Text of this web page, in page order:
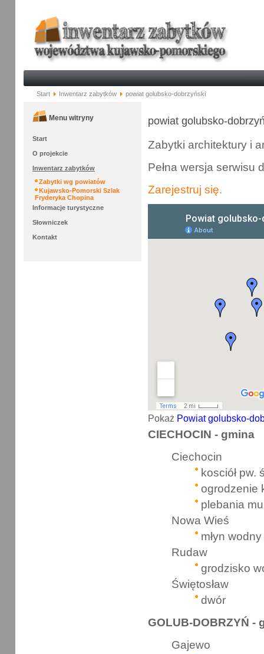
Start Inwentarz zabytków powiat golubsko-dobrzyński
Menu witryny
Start
O projekcie
Inwentarz zabytków
Zabytki wg powiatów
Kujawsko-Pomorski Szlak
Fryderyka Chopina
Informacje turystyczne
Słowniczek
Kontakt
powiat golubsko-
Zabytki architektury i
Pełna wersja serwisu
Zarejestruj się.
Pokaż Powiat golubsko-
CIECHOCIN - gmina
Ciechocin
kosciół pw.
ogrodzenie
plebania
Nowa Wieś
młyn
Rudaw
grodzisko
Świętosław
dwór
GOLUB-DOBRZYŃ -
Gajewo